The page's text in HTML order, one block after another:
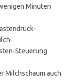
Minuten
Steuerung
Milchschaum auch